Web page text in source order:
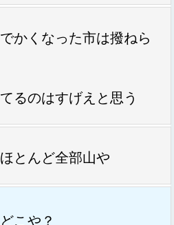
かくなった市は撥ねら
るのはすげえと思う
とんど全部山や
こや？